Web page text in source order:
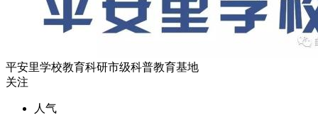
平安里学校教育科研市级科普教育基地
关注
人气